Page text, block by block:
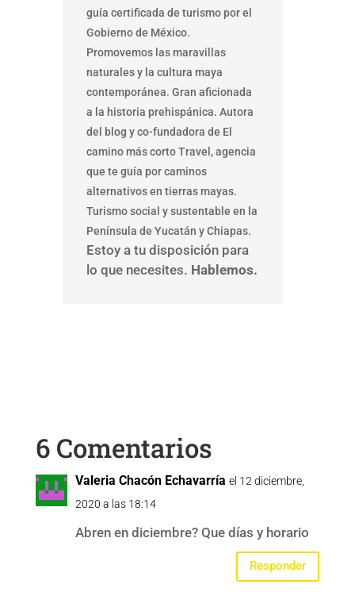
guía certificada de turismo por el
Gobierno de México.
Promovemos las maravillas
naturales y la cultura maya
contemporánea. Gran aficionada
a la historia prehispánica. Autora
del blog y co-fundadora de El
camino más corto Travel, agencia
que te guía por caminos
alternativos en tierras mayas.
Turismo social y sustentable en la
Península de Yucatán y Chiapas.
Estoy a tu disposición para
lo que necesites. Hablemos.
6 Comentarios
Valeria Chacón Echavarría el 12 diciembre,
2020 a las 18:14
Abren en diciembre? Que días y horario
Responder